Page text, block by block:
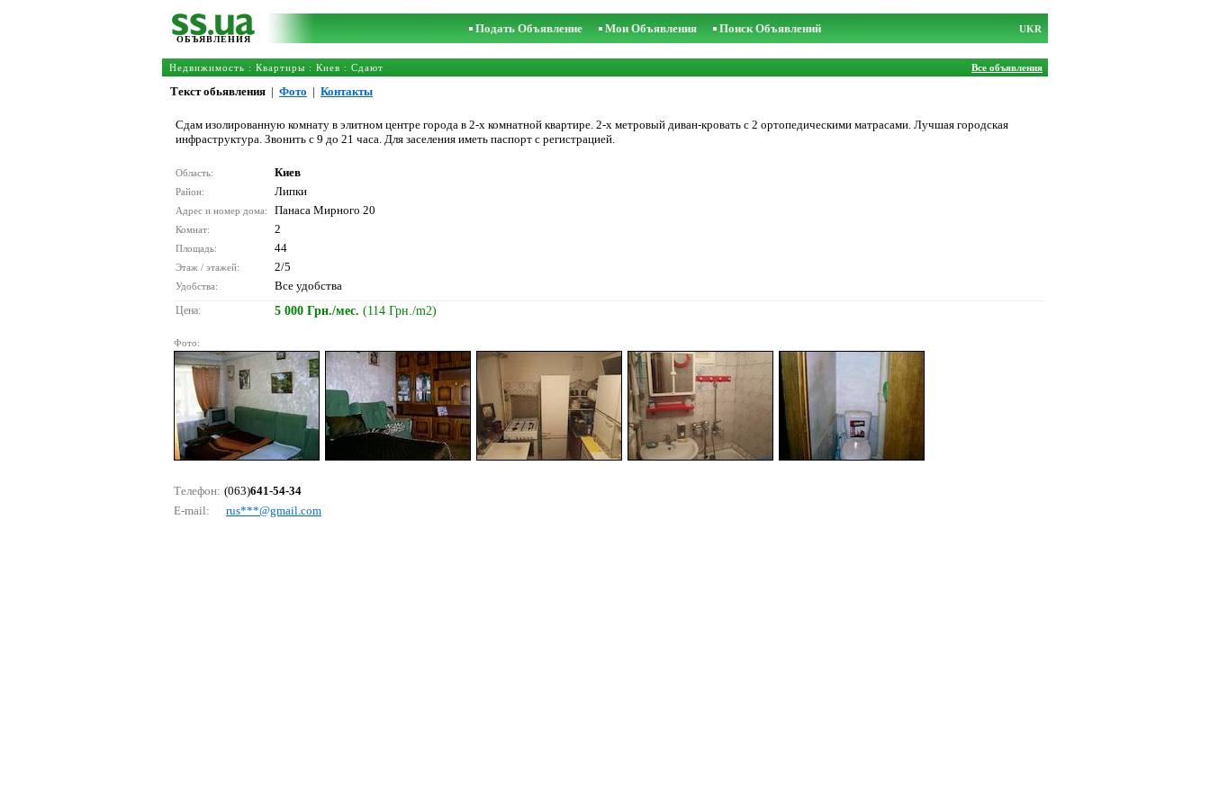
ОБЪЯВЛЕНИЯ
Подать Объявление Мои Объявления Поиск Объявлений UKR
Недвижимость : Квартиры : Киев : Сдают Все объявления
Текст обьявления | Фото | Контакты
Сдам изолированную комнату в элитном центре города в 2-х комнатной квартире. 2-х метровый диван-кровать с 2 ортопедическими матрасами. Лучшая городская
инфраструктура. Звонить с 9 до 21 часа. Для заселения иметь паспорт с регистрацией.
Область: Киев
Район: Липки
Адрес и номер дома: Панаса Мирного 20
Комнат: 2
Площадь: 44
Этаж / этажей: 2/5
Удобства: Все удобства
Цена: 5 000 Грн./мес. (114 Грн./m2)
Фото:
Телефон: (063)641-54-34
E-mail:
rus***@gmаil.соm